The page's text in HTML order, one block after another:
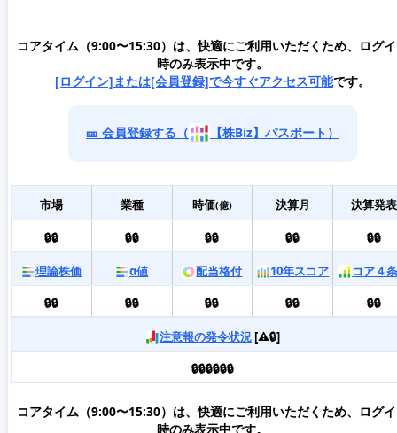
コアタイム（9:00〜15:30）は、快適にご利用いただくため、ログ
時のみ表示中です。
[ログイン]または[会員登録]で今すぐアクセス可能です。
🎫 会員登録する（ 【株Biz】パスポート）
市場 業種 時価(億) 決算月 決算発表
🔒🔒 🔒🔒 🔒🔒 🔒🔒 🔒🔒
理論株価 α値 配当格付 10年スコア
コア４
🔒🔒
🔒🔒 🔒🔒 🔒🔒 🔒🔒
注意報の発令状況[⚠️🔒]
🔒🔒🔒🔒🔒🔒
コアタイム（9:00〜15:30）は、快適にご利用いただくため、ログ
時のみ表示中です。